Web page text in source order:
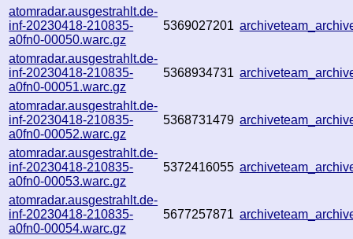
atomradar.ausgestrahlt.de-
inf-20230418-210835-
a0fn0-00050.warc.gz
5369027201
atomradar.ausgestrahlt.de-
inf-20230418-210835-
a0fn0-00051.warc.gz
5368934731
atomradar.ausgestrahlt.de-
inf-20230418-210835-
a0fn0-00052.warc.gz
5368731479
atomradar.ausgestrahlt.de-
inf-20230418-210835-
a0fn0-00053.warc.gz
5372416055
atomradar.ausgestrahlt.de-
inf-20230418-210835-
a0fn0-00054.warc.gz
5677257871